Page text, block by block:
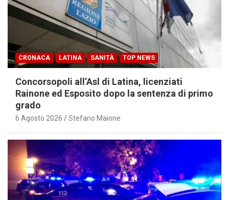
CRONACA LATINA SANITÀ TOP NEWS
Concorsopoli all’Asl di Latina, licenziati
Rainone ed Esposito dopo la sentenza di primo
grado
6 Agosto 2026 Stefano Maione